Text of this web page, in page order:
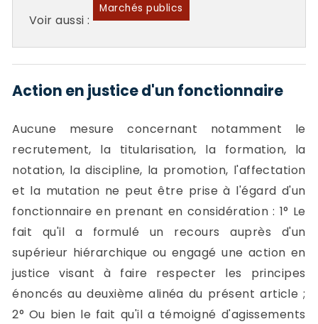
Voir aussi :
Marchés publics
Action en justice d'un fonctionnaire
Aucune mesure concernant notamment le
recrutement, la titularisation, la formation, la
notation, la discipline, la promotion, l'affectation
et la mutation ne peut être prise à l'égard d'un
fonctionnaire en prenant en considération : 1° Le
fait qu'il a formulé un recours auprès d'un
supérieur hiérarchique ou engagé une action en
justice visant à faire respecter les principes
énoncés au deuxième alinéa du présent article ;
2° Ou bien le fait qu'il a témoigné d'agissements